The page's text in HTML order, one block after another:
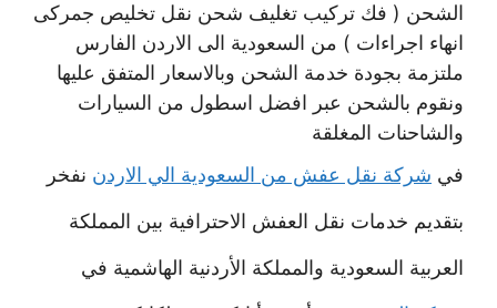
الشحن ( فك تركيب تغليف شحن نقل تخليص جمركى
انهاء اجراءات ) من السعودية الى الاردن الفارس
ملتزمة بجودة خدمة الشحن وبالاسعار المتفق عليها
ونقوم بالشحن عبر افضل اسطول من السيارات
والشاحنات المغلقة
في شركة نقل عفش من السعودية الي الاردن نفخر
بتقديم خدمات نقل العفش الاحترافية بين المملكة
العربية السعودية والمملكة الأردنية الهاشمية في